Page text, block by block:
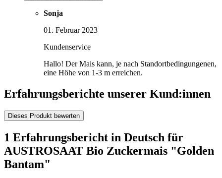
Sonja
01. Februar 2023
Kundenservice
Hallo! Der Mais kann, je nach Standortbedingungenen,
eine Höhe von 1-3 m erreichen.
Erfahrungsberichte unserer Kund:innen
Dieses Produkt bewerten
1 Erfahrungsbericht in Deutsch für
AUSTROSAAT Bio Zuckermais "Golden
Bantam"